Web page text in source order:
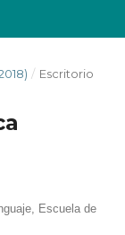
/ Escritorio
Escuela de